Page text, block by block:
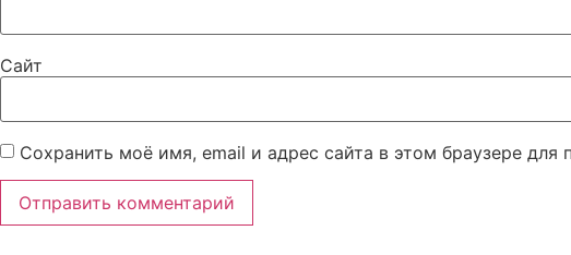
Сайт
Сохранить моё имя, email и адрес сайта в этом браузере